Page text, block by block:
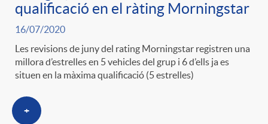
qualificació en el ràting Morningstar
16/07/2020
Les revisions de juny del rating Morningstar registren una
millora d’estrelles en 5 vehicles del grup i 6 d’ells ja es
situen en la màxima qualificació (5 estrelles)
+